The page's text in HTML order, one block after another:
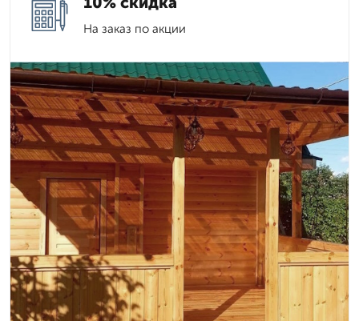
На заказ по акции